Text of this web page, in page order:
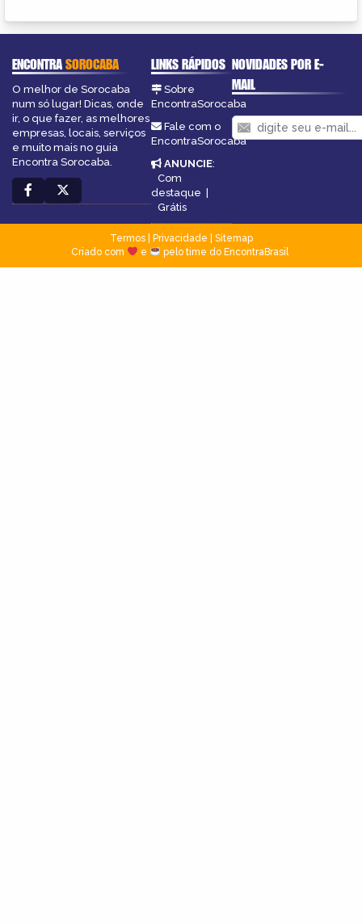
ENCONTRASOROCABA
O melhor de Sorocaba
num só lugar! Dicas, onde
ir, o que fazer, as melhores
empresas, locais, serviços
e muito mais no guia
Encontra Sorocaba.
LINKS RÁPIDOS
Sobre
EncontraSorocaba
Fale com o
EncontraSorocaba
ANUNCIE:
Com
destaque |
Grátis
NOVIDADES POR E-
MAIL
Termos| Privacidade
Sitemap
Criado com
e pelo time do EncontraBrasil